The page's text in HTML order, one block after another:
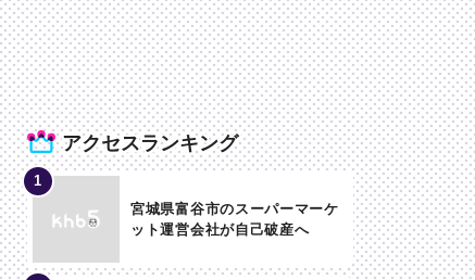
アクセスランキング
宮城県富谷市のスーパーマーケ
ット運営会社が自己破産へ